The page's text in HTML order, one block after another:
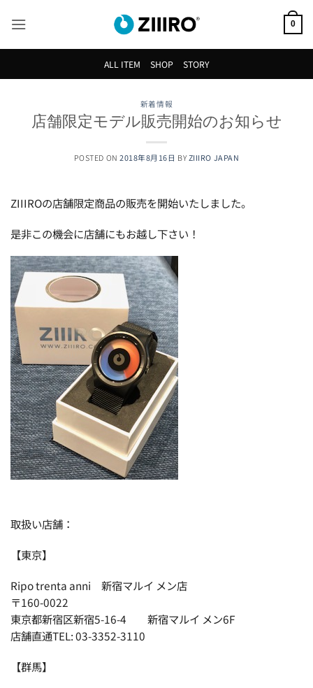
0
ALL ITEM SHOP STORY
新着情報
店舗限定モデル販売開始のお知らせ
POSTED ON2018年8月16日 BYZIIIRO JAPAN
ZIIIROの店舗限定商品の販売を開始いたしました。
是非この機会に店舗にもお越し下さい！
取扱い店舗：
【東京】
Ripo trenta anni 新宿マルイ メン店
〒160-0022
東京都新宿区新宿5-16-4 新宿マルイ メン6F
店舗直通TEL: 03-3352-3110
【群馬】